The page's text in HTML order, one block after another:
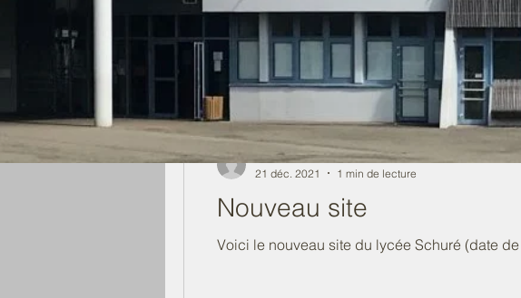
Nouveau site
Voici le nouveau site du lycée Schuré (date
laetitiaciesielski
21 déc. 2021
1 min de lecture